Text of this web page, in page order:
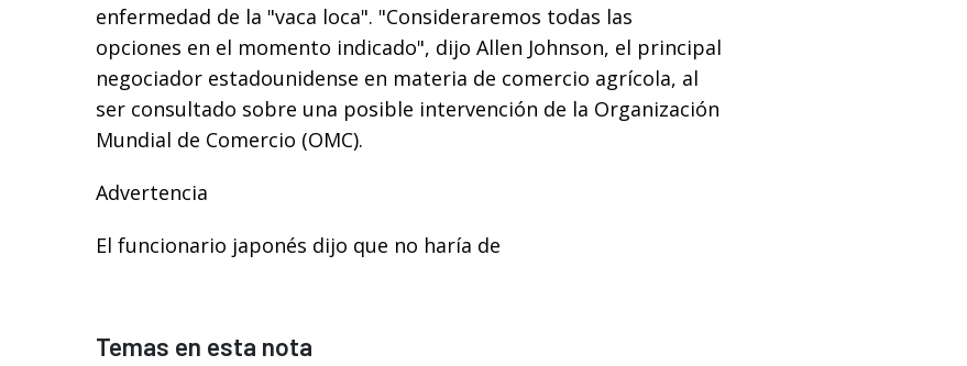
enfermedad de la "vaca loca". "Consideraremos todas las
opciones en el momento indicado", dijo Allen Johnson, el principal
negociador estadounidense en materia de comercio agrícola, al
ser consultado sobre una posible intervención de la Organización
Mundial de Comercio (OMC).
Advertencia
El funcionario japonés dijo que no haría de
Temas en esta nota